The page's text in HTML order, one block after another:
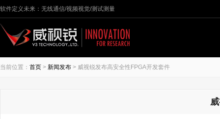
软件定义未来：无线通信/视频视觉/测试测量
当前位置： 首页 > 新闻发布 > 威视锐发布高安全性FPGA开发套件